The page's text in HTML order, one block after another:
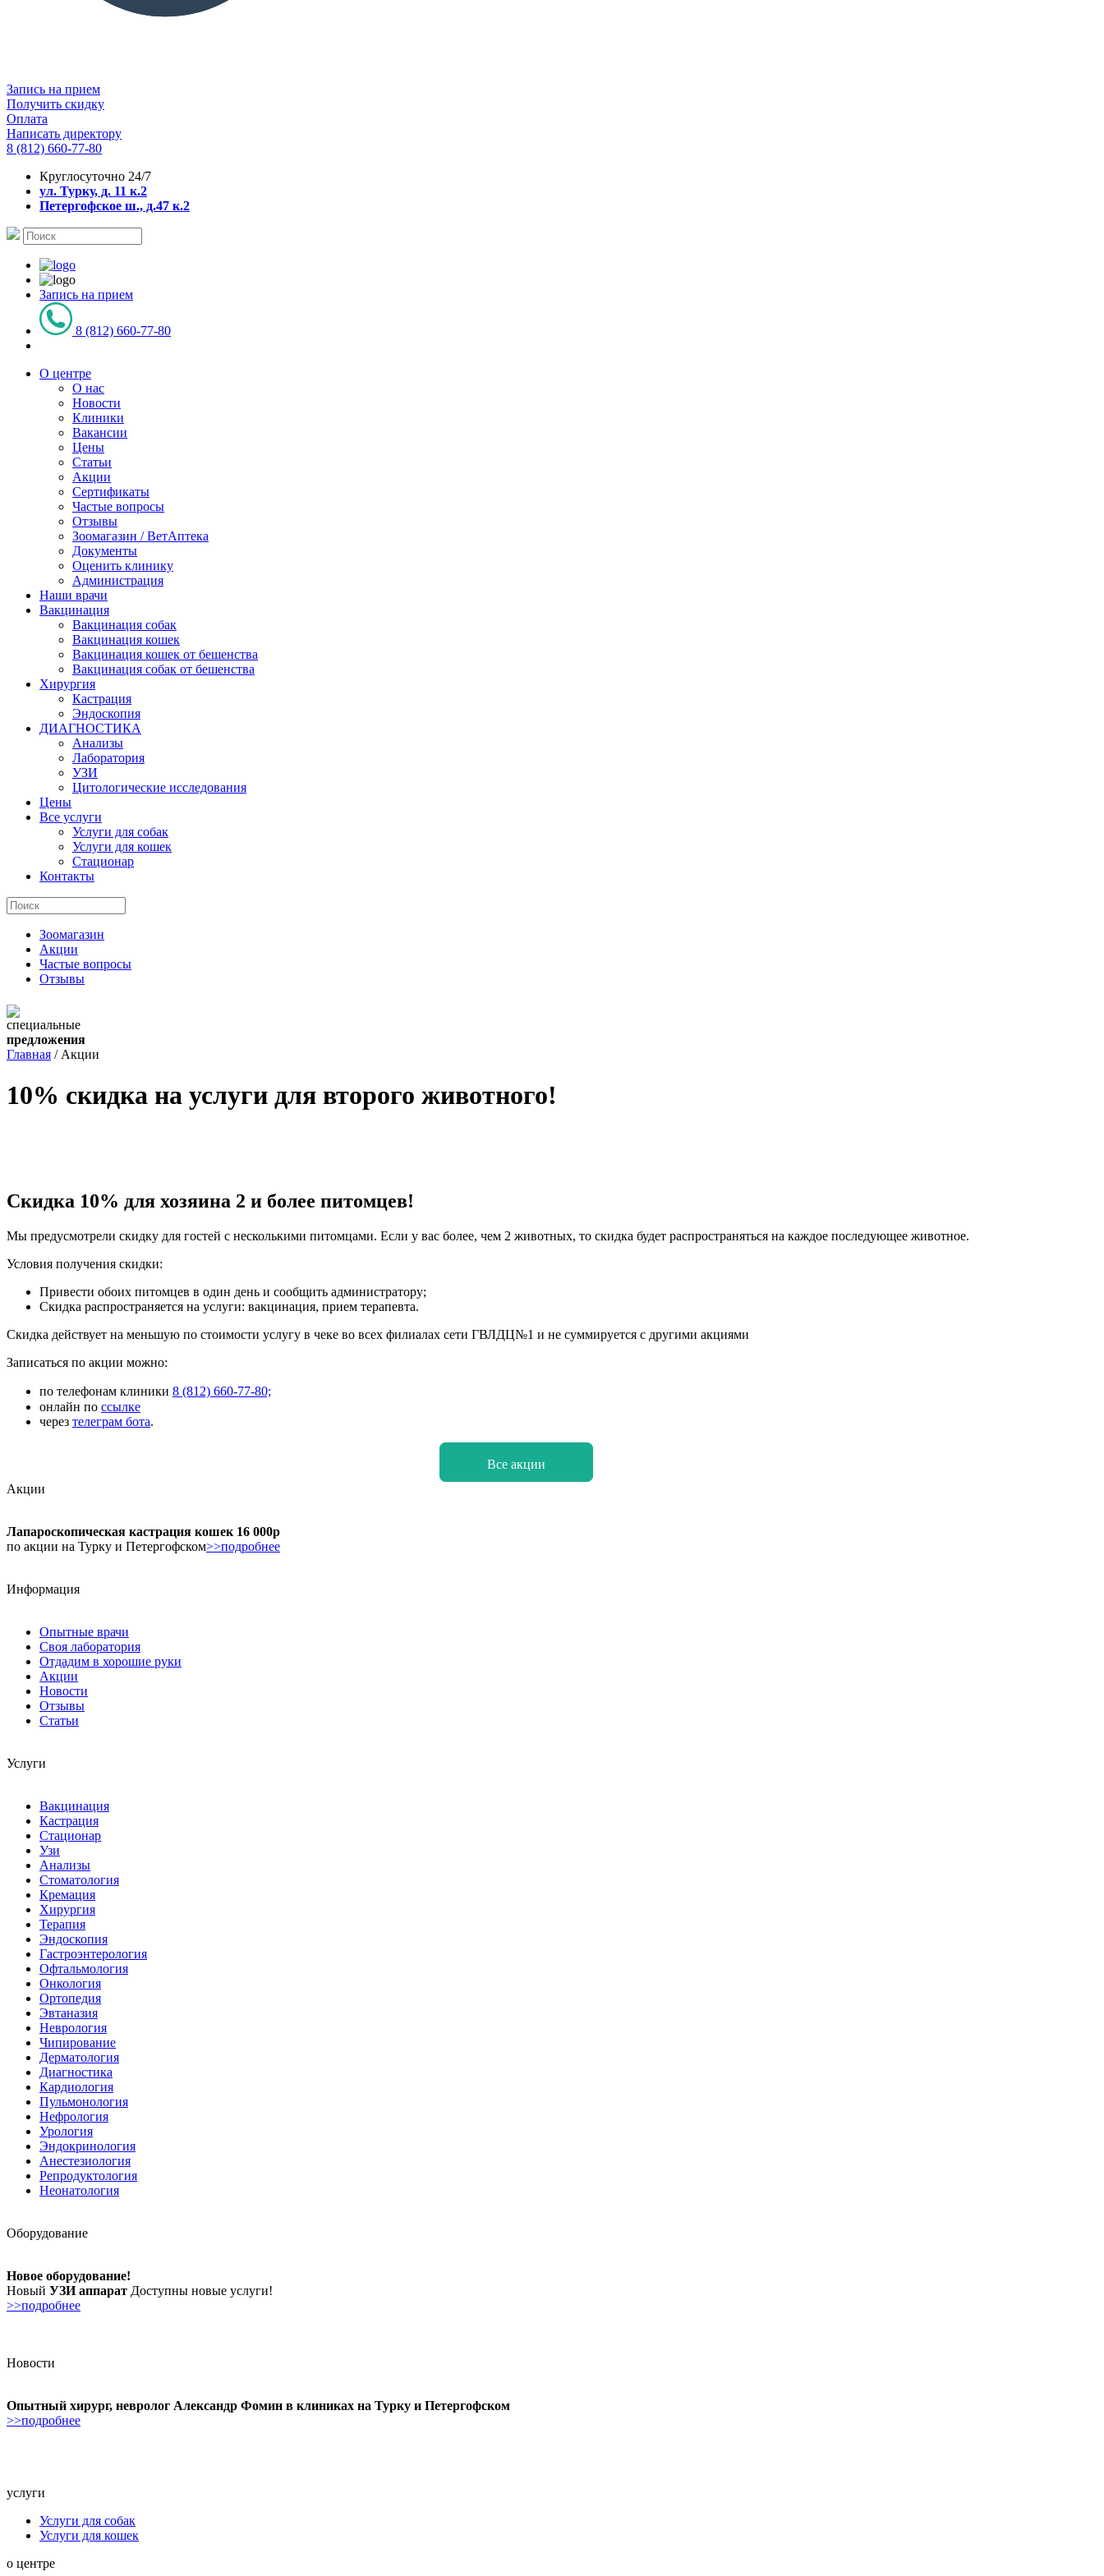
Запись на прием
Получить скидку
Оплата
Написать директору
8 (812) 660-77-80
Круглосуточно 24/7
ул. Турку, д. 11 к.2
Петергофское ш., д.47 к.2
Запись на прием
8 (812) 660-77-80
О центре
О нас
Новости
Клиники
Вакансии
Цены
Статьи
Акции
Сертификаты
Частые вопросы
Отзывы
Зоомагазин / ВетАптека
Документы
Оценить клинику
Администрация
Наши врачи
Вакцинация
Вакцинация собак
Вакцинация кошек
Вакцинация кошек от бешенства
Вакцинация собак от бешенства
Хирургия
Кастрация
Эндоскопия
ДИАГНОСТИКА
Анализы
Лаборатория
УЗИ
Цитологические исследования
Цены
Все услуги
Услуги для собак
Услуги для кошек
Стационар
Контакты
Зоомагазин
Акции
Частые вопросы
Отзывы
специальные
предложения
Главная / Акции
10% скидка на услуги для второго животного!
Скидка 10% для хозяина 2 и более питомцев!
Мы предусмотрели скидку для гостей с несколькими питомцами. Если у вас более, чем 2 животных, то скидка будет распространяться на каждое последующее животное.
Условия получения скидки:
Привести обоих питомцев в один день и сообщить администратору;
Скидка распространяется на услуги: вакцинация, прием терапевта.
Скидка действует на меньшую по стоимости услугу в чеке во всех филиалах сети ГВЛДЦ№1 и не суммируется с другими акциями
Записаться по акции можно:
по телефонам клиники 8 (812) 660-77-80;
онлайн по ссылке
через телеграм бота.
Все акции
Акции
Лапароскопическая кастрация кошек 16 000р
по акции на Турку и Петергофском>>подробнее
Информация
Опытные врачи
Своя лаборатория
Отдадим в хорошие руки
Акции
Новости
Отзывы
Статьи
Услуги
Вакцинация
Кастрация
Стационар
Узи
Анализы
Стоматология
Кремация
Хирургия
Терапия
Эндоскопия
Гастроэнтерология
Офтальмология
Онкология
Ортопедия
Эвтаназия
Неврология
Чипирование
Дерматология
Диагностика
Кардиология
Пульмонология
Нефрология
Урология
Эндокринология
Анестезиология
Репродуктология
Неонатология
Оборудование
Новое оборудование!
Новый УЗИ аппарат Доступны новые услуги!
>>подробнее
Новости
Опытный хирург, невролог Александр Фомин в клиниках на Турку и Петергофском
>>подробнее
услуги
Услуги для собак
Услуги для кошек
о центре